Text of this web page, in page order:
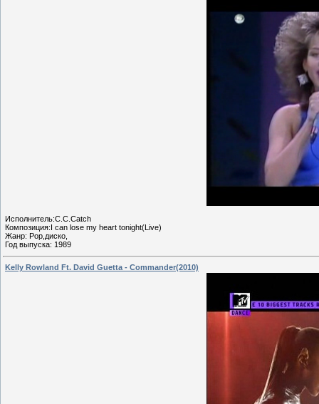
Исполнитель:C.C.Catch
Композиция:I can lose my heart tonight(Live)
Жанр: Pop,диско,
Год выпуска: 1989
Kelly Rowland Ft. David Guetta - Commander(2010)